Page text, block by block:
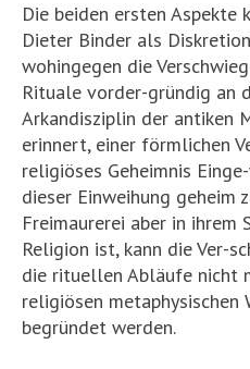
Die beiden ersten Aspekte
Dieter Binder als
wohingegen die
Rituale vorder-gründig an
Arkandisziplin der antiken
erinnert, einer förmlichen
religiöses Geheimnis
dieser Einweihung geheim
Freimaurerei aber in ihrem
Religion ist, kann die Ver-
die rituellen Abläufe nicht
religiösen metaphysischen
begründet werden.